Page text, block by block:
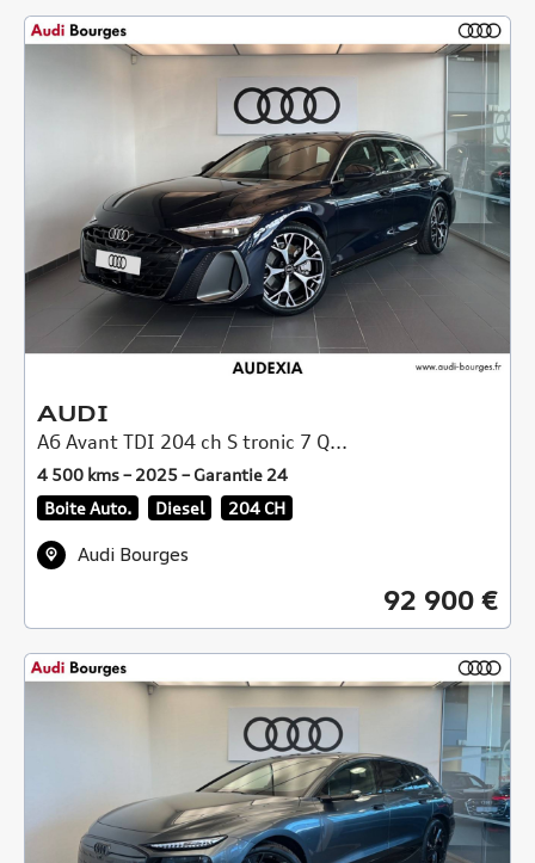
AUDI
A6 Avant TDI 204 ch S tronic 7 Q...
4 500 kms – 2025 – Garantie 24
Boite Auto.
Diesel 204 CH
Audi Bourges
92 900 €